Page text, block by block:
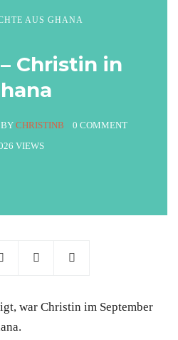
AUS GHANA
Christin in
BY CHRISTINB
0 COMMENT
VIEWS
war Christin im September